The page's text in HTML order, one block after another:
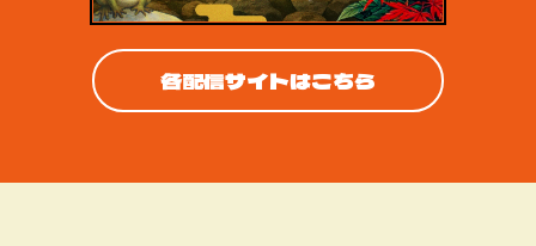
各配信サイトはこちら